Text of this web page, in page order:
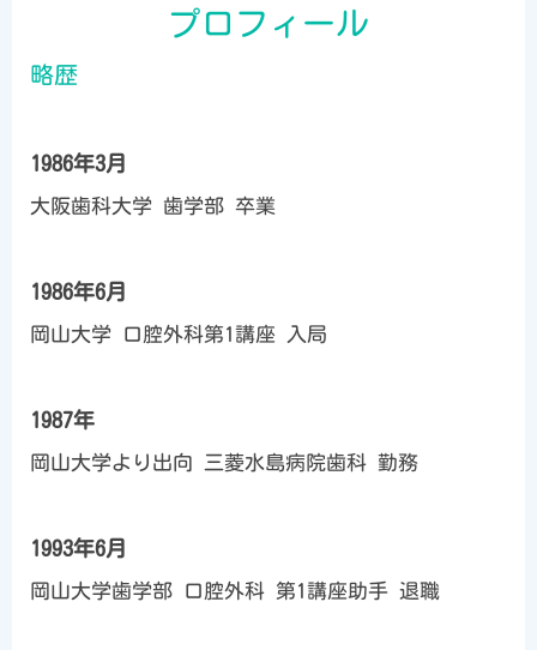
プロフィール
略歴
1986年3月
大阪歯科大学 歯学部 卒業
1986年6月
岡山大学 口腔外科第1講座 入局
1987年
岡山大学より出向 三菱水島病院歯科 勤務
1993年6月
岡山大学歯学部 口腔外科 第1講座助手 退職